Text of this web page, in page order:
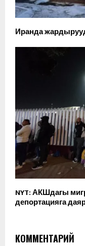
Иранда
NYT: АКШдагы
депортацияга
КОММЕНТАРИЙ